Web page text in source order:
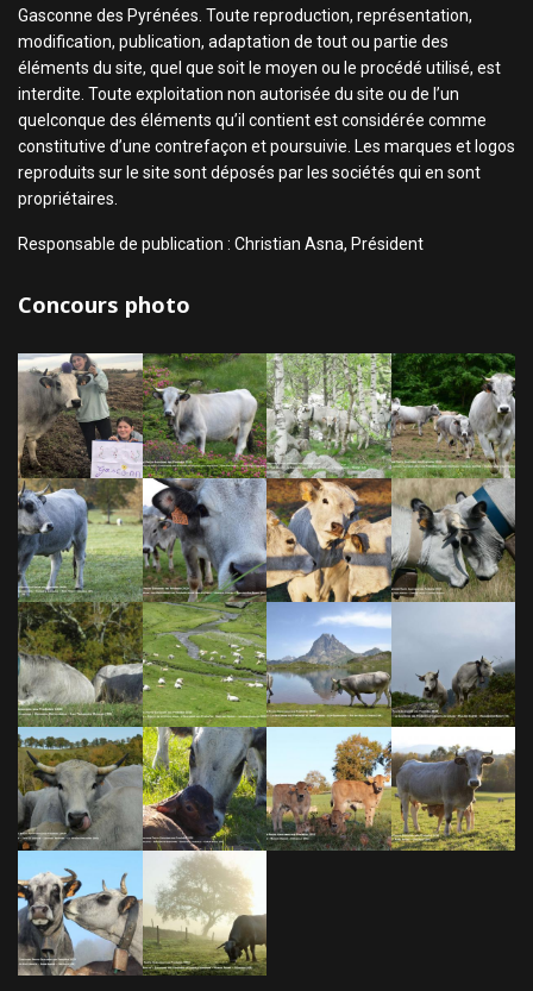
Gasconne des Pyrénées. Toute reproduction, représentation,
modification, publication, adaptation de tout ou partie des
éléments du site, quel que soit le moyen ou le procédé utilisé, est
interdite. Toute exploitation non autorisée du site ou de l’un
quelconque des éléments qu’il contient est considérée comme
constitutive d’une contrefaçon et poursuivie. Les marques et logos
reproduits sur le site sont déposés par les sociétés qui en sont
propriétaires.
Responsable de publication : Christian Asna, Président
Concours photo